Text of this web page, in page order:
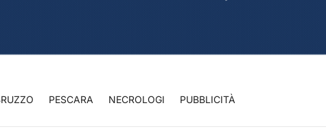
PESCARA NECROLOGI PUBBLICITÀ